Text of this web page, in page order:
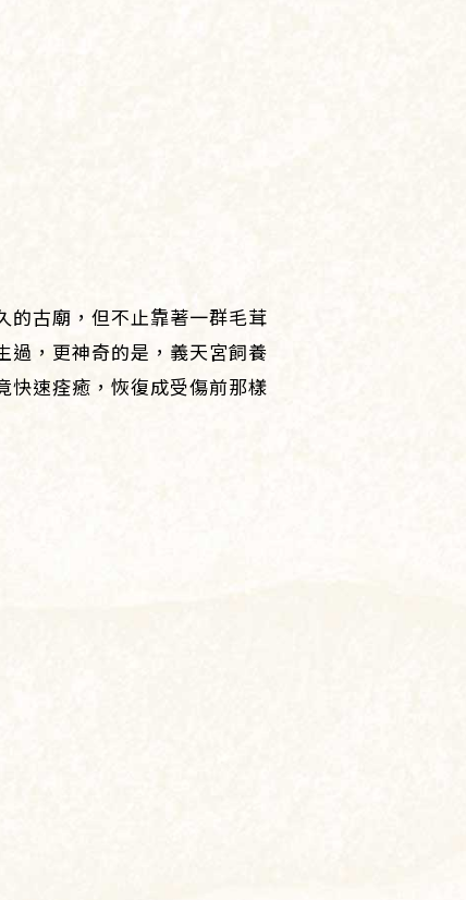
的古廟，但不止靠著一群毛茸
過，更神奇的是，義天宮飼養
快速痊癒，恢復成受傷前那樣